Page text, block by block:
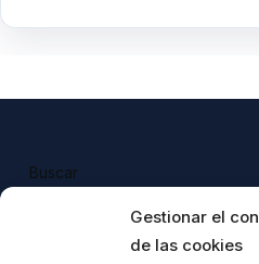
Gestionar el
de las cookies
Buscar